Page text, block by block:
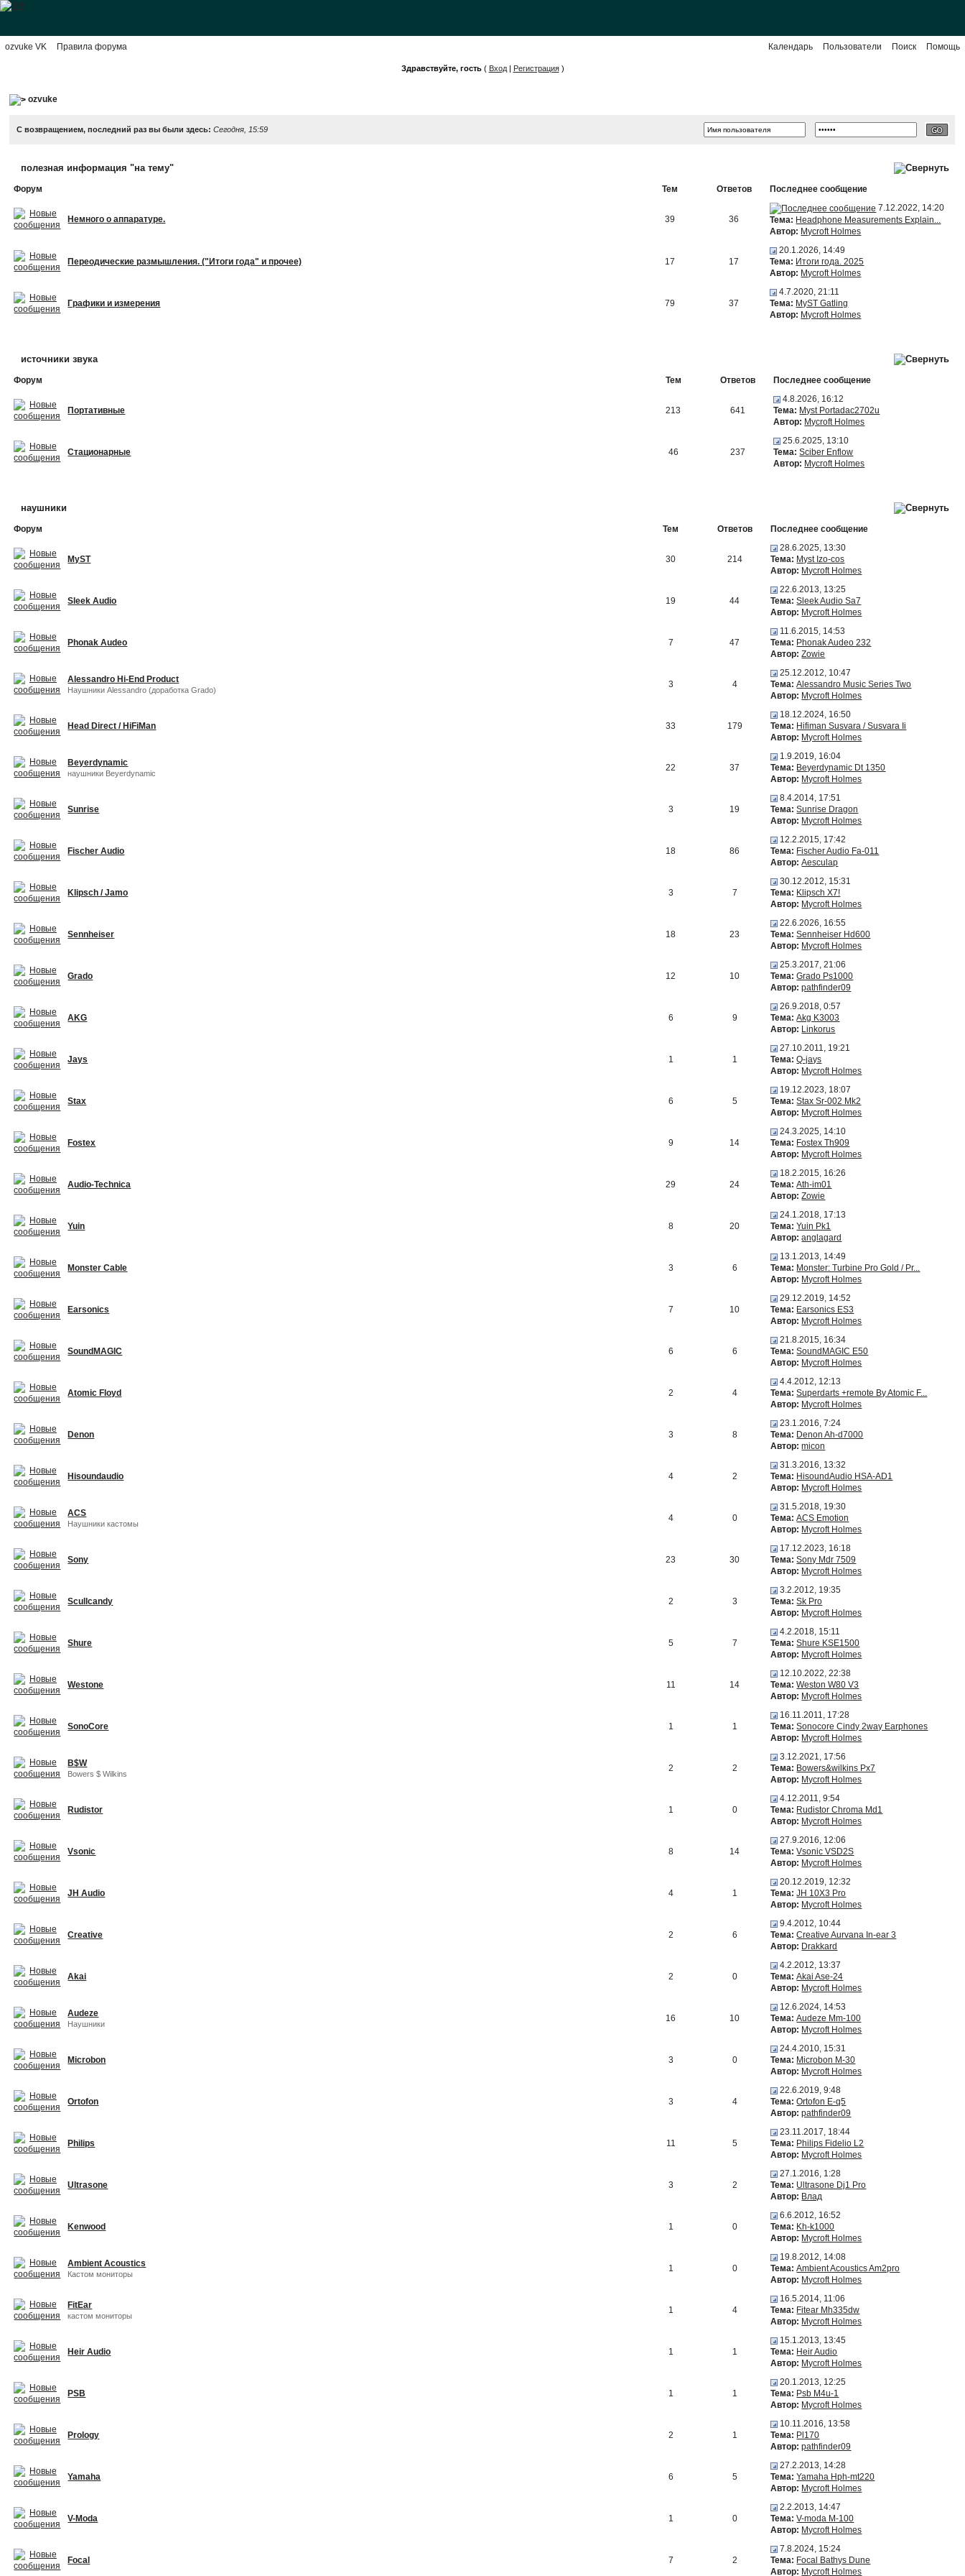
ozvuke VK Правила форума Помощь
Поиск
Пользователи
Календарь
Здравствуйте, гость( Вход| Регистрация)
ozvuke
С возвращением, последний раз вы были здесь:Сегодня, 15:59
полезная информация "на тему"
Форум Тем Ответов Последнее сообщение
Немного о аппаратуре. 39 36
7.12.2022, 14:20
Тема: Headphone Measurements Explain...
Автор: Mycroft Holmes
Переодические размышления. ("Итоги года" и прочее) 17 17
20.1.2026, 14:49
Тема: Итоги года. 2025
Автор: Mycroft Holmes
Графики и измерения 79 37
4.7.2020, 21:11
Тема: MyST Gatling
Автор: Mycroft Holmes
источники звука
Форум Тем Ответов Последнее сообщение
Портативные 213 641
4.8.2026, 16:12
Тема: Myst Portadac2702u
Автор: Mycroft Holmes
Стационарные 46 237
25.6.2025, 13:10
Тема: Sciber Enflow
Автор: Mycroft Holmes
наушники
Форум Тем Ответов Последнее сообщение
MyST 30 214
28.6.2025, 13:30
Тема: Myst Izo-cos
Автор: Mycroft Holmes
Sleek Audio 19 44
22.6.2013, 13:25
Тема: Sleek Audio Sa7
Автор: Mycroft Holmes
Phonak Audeo 7 47
11.6.2015, 14:53
Тема: Phonak Audeo 232
Автор: Zowie
Alessandro Hi-End Product
Наушники Alessandro (доработка Grado)
3 4
25.12.2012, 10:47
Тема: Alessandro Music Series Two
Автор: Mycroft Holmes
Head Direct / HiFiMan 33 179
18.12.2024, 16:50
Тема: Hifiman Susvara / Susvara Ii
Автор: Mycroft Holmes
Beyerdynamic
наушники Beyerdynamic
22 37
1.9.2019, 16:04
Тема: Beyerdynamic Dt 1350
Автор: Mycroft Holmes
Sunrise 3 19
8.4.2014, 17:51
Тема: Sunrise Dragon
Автор: Mycroft Holmes
Fischer Audio 18 86
12.2.2015, 17:42
Тема: Fischer Audio Fa-011
Автор: Aesculap
Klipsch / Jamo 3 7
30.12.2012, 15:31
Тема: Klipsch X7!
Автор: Mycroft Holmes
Sennheiser 18 23
22.6.2026, 16:55
Тема: Sennheiser Hd600
Автор: Mycroft Holmes
Grado 12 10
25.3.2017, 21:06
Тема: Grado Ps1000
Автор: pathfinder09
AKG 6 9
26.9.2018, 0:57
Тема: Akg K3003
Автор: Linkorus
Jays 1 1
27.10.2011, 19:21
Тема: Q-jays
Автор: Mycroft Holmes
Stax 6 5
19.12.2023, 18:07
Тема: Stax Sr-002 Mk2
Автор: Mycroft Holmes
Fostex 9 14
24.3.2025, 14:10
Тема: Fostex Th909
Автор: Mycroft Holmes
Audio-Technica 29 24
18.2.2015, 16:26
Тема: Ath-im01
Автор: Zowie
Yuin 8 20
24.1.2018, 17:13
Тема: Yuin Pk1
Автор: anglagard
Monster Cable 3 6
13.1.2013, 14:49
Тема: Monster: Turbine Pro Gold / Pr...
Автор: Mycroft Holmes
Earsonics 7 10
29.12.2019, 14:52
Тема: Earsonics ES3
Автор: Mycroft Holmes
SoundMAGIC 6 6
21.8.2015, 16:34
Тема: SoundMAGIC E50
Автор: Mycroft Holmes
Atomic Floyd 2 4
4.4.2012, 12:13
Тема: Superdarts +remote By Atomic F...
Автор: Mycroft Holmes
Denon 3 8
23.1.2016, 7:24
Тема: Denon Ah-d7000
Автор: micon
Hisoundaudio 4 2
31.3.2016, 13:32
Тема: HisoundAudio HSA-AD1
Автор: Mycroft Holmes
ACS
Наушники кастомы
4 0
31.5.2018, 19:30
Тема: ACS Emotion
Автор: Mycroft Holmes
Sony 23 30
17.12.2023, 16:18
Тема: Sony Mdr 7509
Автор: Mycroft Holmes
Scullcandy 2 3
3.2.2012, 19:35
Тема: Sk Pro
Автор: Mycroft Holmes
Shure 5 7
4.2.2018, 15:11
Тема: Shure KSE1500
Автор: Mycroft Holmes
Westone 11 14
12.10.2022, 22:38
Тема: Weston W80 V3
Автор: Mycroft Holmes
SonoCore 1 1
16.11.2011, 17:28
Тема: Sonocore Cindy 2way Earphones
Автор: Mycroft Holmes
B$W
Bowers $ Wilkins
2 2
3.12.2021, 17:56
Тема: Bowers&wilkins Px7
Автор: Mycroft Holmes
Rudistor 1 0
4.12.2011, 9:54
Тема: Rudistor Chroma Md1
Автор: Mycroft Holmes
Vsonic 8 14
27.9.2016, 12:06
Тема: Vsonic VSD2S
Автор: Mycroft Holmes
JH Audio 4 1
20.12.2019, 12:32
Тема: JH 10X3 Pro
Автор: Mycroft Holmes
Creative 2 6
9.4.2012, 10:44
Тема: Creative Aurvana In-ear 3
Автор: Drakkard
Akai 2 0
4.2.2012, 13:37
Тема: Akai Ase-24
Автор: Mycroft Holmes
Audeze
Наушники
16 10
12.6.2024, 14:53
Тема: Audeze Mm-100
Автор: Mycroft Holmes
Microbon 3 0
24.4.2010, 15:31
Тема: Microbon M-30
Автор: Mycroft Holmes
Ortofon 3 4
22.6.2019, 9:48
Тема: Ortofon E-q5
Автор: pathfinder09
Philips 11 5
23.11.2017, 18:44
Тема: Philips Fidelio L2
Автор: Mycroft Holmes
Ultrasone 3 2
27.1.2016, 1:28
Тема: Ultrasone Dj1 Pro
Автор: Влад
Kenwood 1 0
6.6.2012, 16:52
Тема: Kh-k1000
Автор: Mycroft Holmes
Ambient Acoustics
Кастом мониторы
1 0
19.8.2012, 14:08
Тема: Ambient Acoustics Am2pro
Автор: Mycroft Holmes
FitEar
кастом мониторы
1 4
16.5.2014, 11:06
Тема: Fitear Mh335dw
Автор: Mycroft Holmes
Heir Audio 1 1
15.1.2013, 13:45
Тема: Heir Audio
Автор: Mycroft Holmes
PSB 1 1
20.1.2013, 12:25
Тема: Psb M4u-1
Автор: Mycroft Holmes
Prology 2 1
10.11.2016, 13:58
Тема: Pl170
Автор: pathfinder09
Yamaha 6 5
27.2.2013, 14:28
Тема: Yamaha Hph-mt220
Автор: Mycroft Holmes
V-Moda 1 0
2.2.2013, 14:47
Тема: V-moda M-100
Автор: Mycroft Holmes
Focal 7 2
7.8.2024, 15:24
Тема: Focal Bathys Dune
Автор: Mycroft Holmes